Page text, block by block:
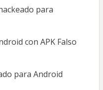
para
con APK Falso
para Android